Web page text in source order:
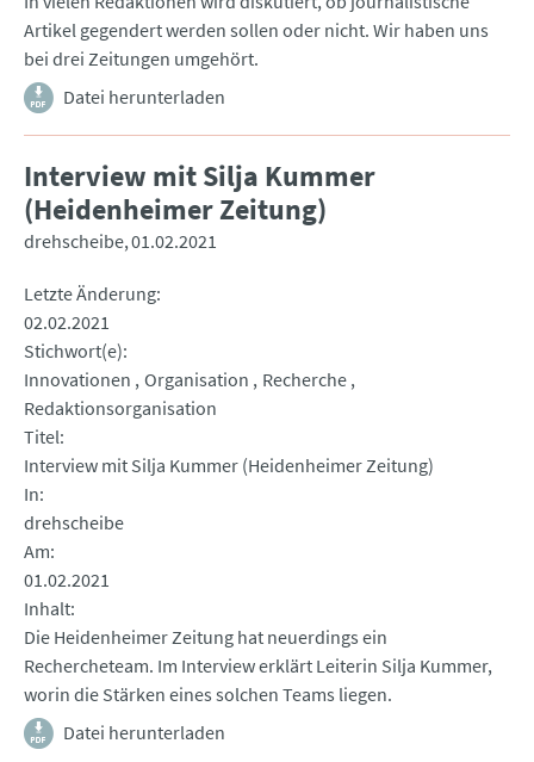
Artikel gegendert werden sollen oder nicht. Wir haben uns
bei drei Zeitungen umgehört.
Datei herunterladen
Interview mit Silja Kummer
(Heidenheimer Zeitung)
drehscheibe 01.02.2021
Letzte Änderung
02.02.2021
Stichwort(e)
Innovationen Organisation
Recherche
Redaktionsorganisation
Titel
Interview mit Silja Kummer (Heidenheimer Zeitung)
In
drehscheibe
Am
01.02.2021
Inhalt
Die Heidenheimer Zeitung hat neuerdings ein
Rechercheteam. Im Interview erklärt Leiterin Silja Kummer,
worin die Stärken eines solchen Teams liegen.
Datei herunterladen